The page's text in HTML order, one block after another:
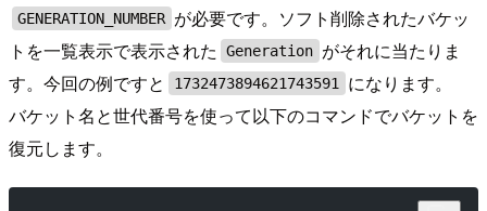
GENERATION_NUMBER が必要です。ソフト削除されたバケッ
トを一覧表示で表示された
Generation がそれに当たりま
す。今回の例ですと
1732473894621743591
になります。
バケット名と世代番号を使って以下のコマンドでバケットを
復元します。